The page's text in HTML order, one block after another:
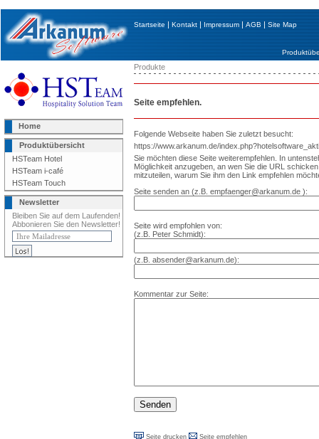
Startseite|Kontakt|Impressum|AGB|Site Map
Home
Produktübersicht
HSTeam Hotel
HSTeam i-café
HSTeam Touch
Newsletter
Bleiben Sie auf dem Laufenden!
Abbonieren Sie den Newsletter!
Produkte
Seite empfehlen.
Folgende Webseite haben Sie zuletzt besucht:
https://www.arkanum.de/
Sie möchten diese Seite weiterempfehlen. In
Möglichkeit anzugeben, an wen Sie die URL
mitzuteilen, warum Sie ihm den Link empfehlen
Seite senden an (z.B. empfaenger@arkanum.de ):
Seite wird empfohlen von:
(z.B. Peter Schmidt):
(z.B. absender@arkanum.de):
Kommentar zur Seite:
Seite drucken Seite empfehlen